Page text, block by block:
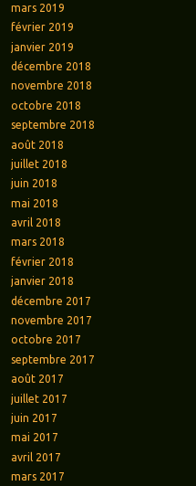
mars 2019
février 2019
janvier 2019
décembre 2018
novembre 2018
octobre 2018
septembre 2018
août 2018
juillet 2018
juin 2018
mai 2018
avril 2018
mars 2018
février 2018
janvier 2018
décembre 2017
novembre 2017
octobre 2017
septembre 2017
août 2017
juillet 2017
juin 2017
mai 2017
avril 2017
mars 2017